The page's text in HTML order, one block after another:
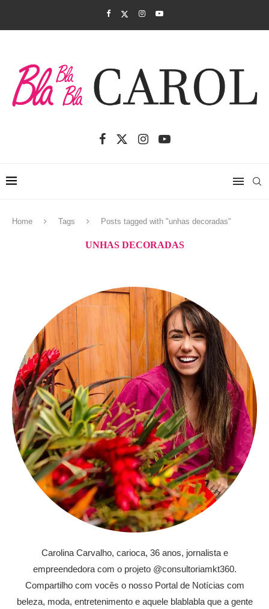
Home Tags Posts tagged with "unhas decoradas"
UNHAS DECORADAS
Carolina Carvalho, carioca, 36 anos, jornalista e
empreendedora com o projeto @consultoriamkt360.
Compartilho com vocês o nosso Portal de Notícias com
beleza, moda, entretenimento e aquele blablabla que a gente